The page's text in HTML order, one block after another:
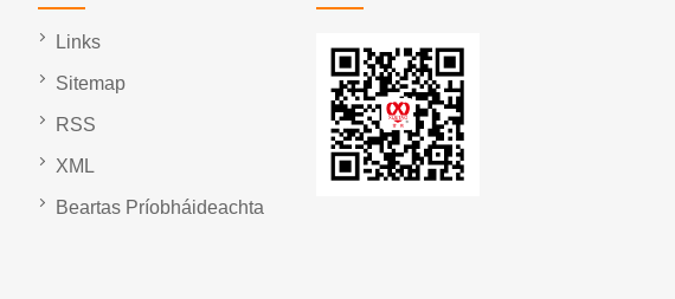
Links
Sitemap
RSS
XML
Beartas Príobháideachta